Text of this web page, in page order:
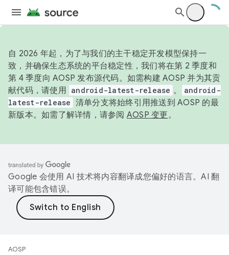
自 2026 年起，为了与我们的主干稳定开发模型保持一
致，并确保生态系统的平台稳定性，我们将在第 2 季度和
第 4 季度向 AOSP 发布源代码。如需构建 AOSP 并为其贡
献代码，请使用 android-latest-release 。
android-
latest-release 清单分支将始终引用推送到 AOSP 的最
新版本。如需了解详情，请参阅 AOSP 变更。
Google 会使用 AI 技术将内容翻译成您偏好的语言。AI 翻
译可能包含错误。
AOSP